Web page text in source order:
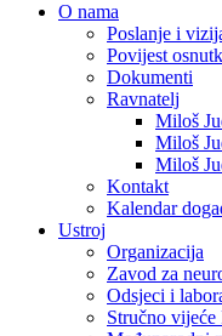
O nama
Poslanje i
Povijest
Dokumenti
Ravnatelj
Miloš
Miloš
Miloš
Kontakt
Kalendar
Ustroj
Organizacija
Zavod za
Odsjeci i
Stručno vijeće